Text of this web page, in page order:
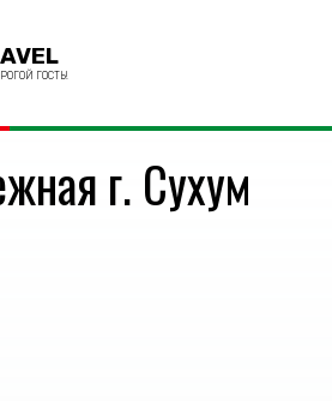
ГОСТЬ!
г. Сухум